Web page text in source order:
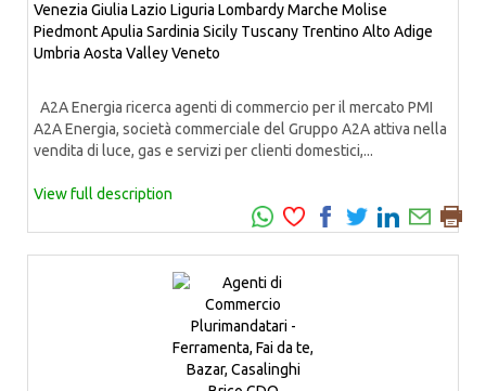
Venezia Giulia Lazio Liguria LombardyMarche Molise
PiedmontApulia Sardinia Sicily Tuscany Trentino Alto Adige
Umbria Aosta ValleyVeneto
A2A Energia ricerca agenti di commercio per il mercato PMI
A2A Energia, società commerciale del Gruppo A2A attiva nella
vendita di luce, gas e servizi per clienti domestici,...
View full description